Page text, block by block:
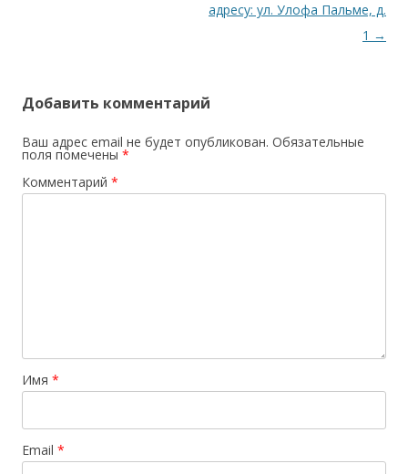
адресу: ул. Улофа Пальме, д.
1 →
Добавить комментарий
Ваш адрес email не будет опубликован. Обязательные
поля помечены *
Комментарий *
Имя *
Email *